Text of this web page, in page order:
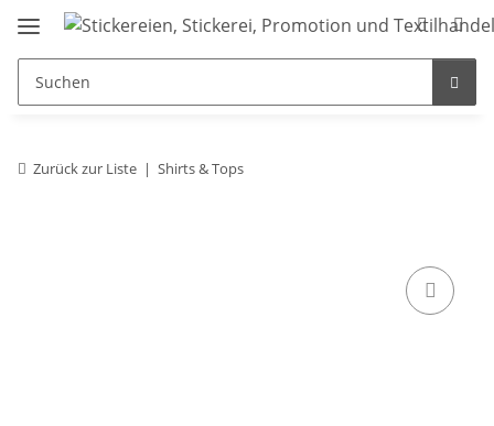
Zurück zur Liste Shirts & Tops